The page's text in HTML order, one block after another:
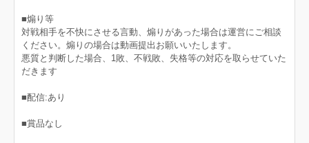
■煽り等
対戦相手を不快にさせる言動、煽りがあった場合は運営にご相談
ください。煽りの場合は動画提出お願いいたします。
悪質と判断した場合、1敗、不戦敗、失格等の対応を取らせていた
だきます
■配信:あり
■賞品なし